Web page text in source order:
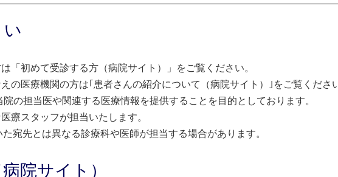
い
「初めて受診する方（病院サイト）」をご覧ください。
の医療機関の方は｢患者さんの紹介について（病院サイト）｣をご覧くださ
の担当医や関連する医療情報を提供することを目的としております。
療スタッフが担当いたします。
宛先とは異なる診療科や医師が担当する場合があります。
院サイト）